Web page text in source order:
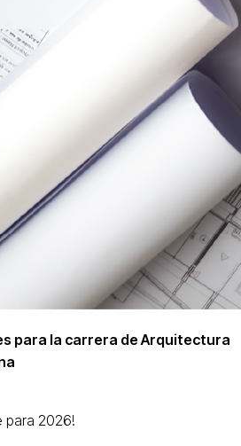
para la carrera de Arquitectura
para 2026!